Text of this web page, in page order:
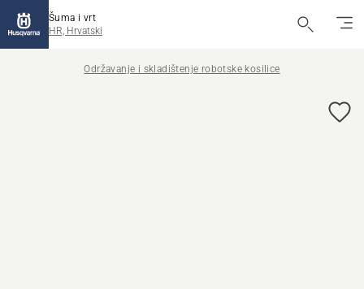
Šuma i vrt
HR, Hrvatski
Održavanje i skladištenje robotske kosilice